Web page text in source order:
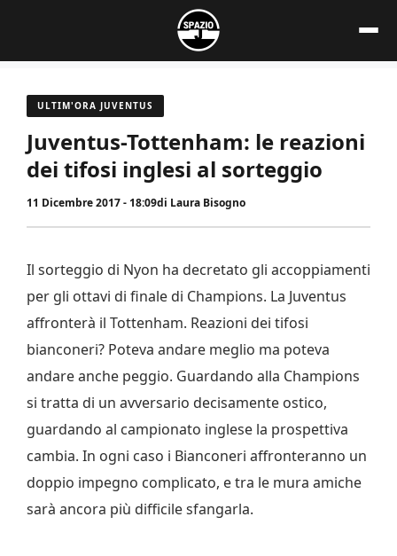
contenuto
ULTIM'ORA JUVENTUS
Juventus-Tottenham: le reazioni
dei tifosi inglesi al sorteggio
11 Dicembre 2017 - 18:09di Laura Bisogno
Il sorteggio di Nyon ha decretato gli accoppiamenti
per gli ottavi di finale di Champions. La Juventus
affronterà il Tottenham. Reazioni dei tifosi
bianconeri? Poteva andare meglio ma poteva
andare anche peggio. Guardando alla Champions
si tratta di un avversario decisamente ostico,
guardando al campionato inglese la prospettiva
cambia. In ogni caso i Bianconeri affronteranno un
doppio impegno complicato, e tra le mura amiche
sarà ancora più difficile sfangarla.